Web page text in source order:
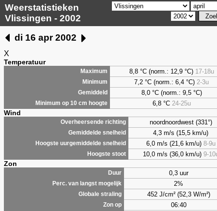
Weerstatistieken
Vlissingen - 2002
di 16 apr 2002
X
Temperatuur
Maximum 8,8 °C (norm.: 12,9 °C) 17-18u
Minimum 7,2 °C (norm.: 6,4 °C) 2-3u
Gemiddeld 8,0 °C (norm.: 9,5 °C)
Minimum op 10 cm hoogte 6,8 °C 24-25u
Wind
Overheersende richting noordnoordwest (331°)
Gemiddelde snelheid 4,3 m/s (15,5 km/u)
Hoogste uurgemiddelde snelheid 6,0 m/s (21,6 km/u) 8-9u
Hoogste stoot 10,0 m/s (36,0 km/u) 9-
Zon
Duur 0,3 uur
Perc. van langst mogelijk 2%
Globale straling 452 J/cm² (52,3 W/m²)
Zon op 06:40